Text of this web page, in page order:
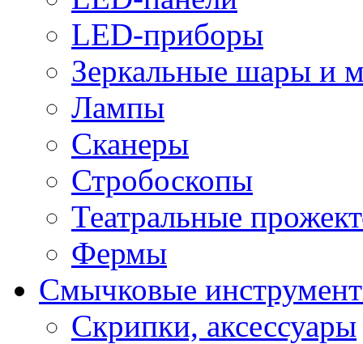
LED-приборы
Зеркальные шары и
Лампы
Сканеры
Стробоскопы
Театральные
Фермы
Смычковые
Скрипки, аксессуары